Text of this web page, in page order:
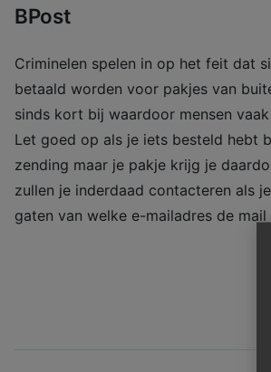
BPost
Criminelen spelen in op het feit dat
betaald worden voor pakjes van
sinds kort bij waardoor mensen
Let goed op als je iets besteld hebt
zending maar je pakje krijg je
zullen je inderdaad contacteren als
gaten van welke e-mailadres de mail